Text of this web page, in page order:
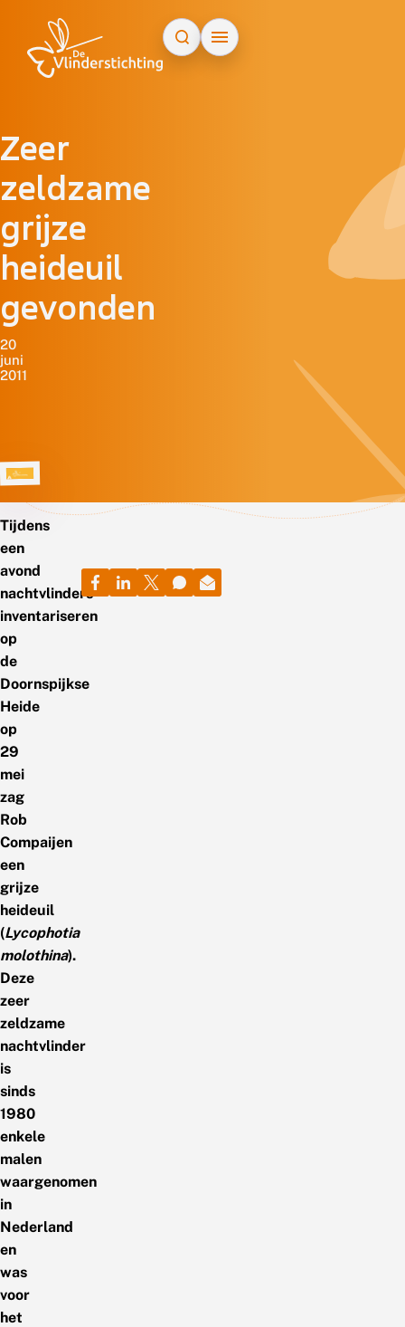
Zeer
zeldzame
grijze
heideuil
gevonden
20
juni
2011
Tijdens
een
avond
nachtvlinders
inventariseren
op
de
Doornspijkse
Heide
op
29
mei
zag
Rob
Compaijen
een
grijze
heideuil
(Lycophotia
molothina).
Deze
zeer
zeldzame
nachtvlinder
is
sinds
1980
enkele
malen
waargenomen
in
Nederland
en
was
voor
het